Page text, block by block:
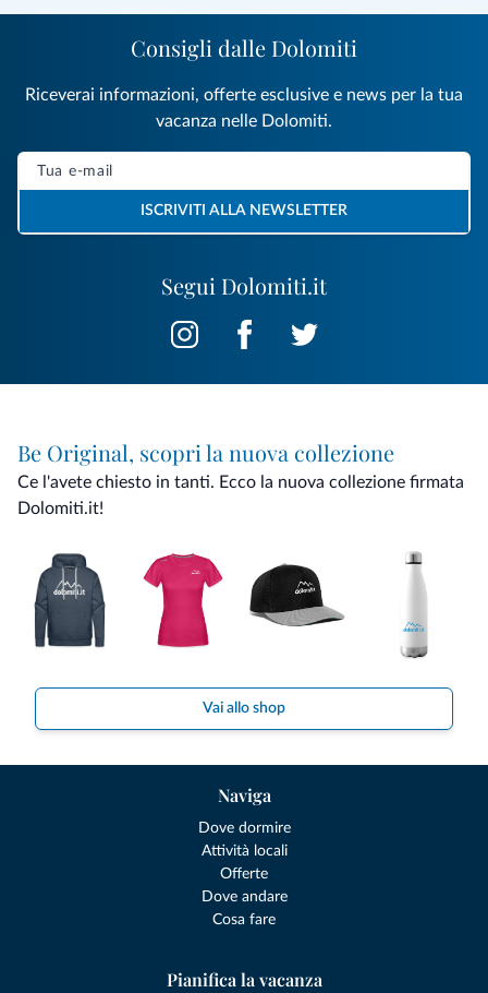
Segui Dolomiti.it
Consigli dalle Dolomiti
Riceverai informazioni, offerte esclusive e news per la tua
vacanza nelle Dolomiti.
ISCRIVITI ALLA NEWSLETTER
Be Original, scopri la nuova collezione
Ce l'avete chiesto in tanti. Ecco la nuova collezione firmata
Dolomiti.it!
Vai allo shop
Naviga
Dove dormire
Attività locali
Offerte
Dove andare
Cosa fare
Pianifica la vacanza